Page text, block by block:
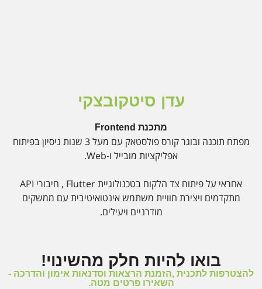
עדן סיטקובצקי
מתכנת Frontend
מפתח תוכנה ובוגר קורס פולסטאק עם מעל 3 שנות ניסיון בפיתוח
אפליקציות מובייל ו-Web.
אחראי על פיתוח צד הלקוח בטכנולוגיית Flutter , חיבורי API
מתקדמים ויצירת חוויית משתמש אינטואיטיבית עם ממשקים
מודרניים ויעילים.
בואו להיות חלק מהשינוי!
להצטרפות לתכנית ,הזמנת הרצאות וסדנאות אימון והדרכה​ -
השאירו פרטים מטה.